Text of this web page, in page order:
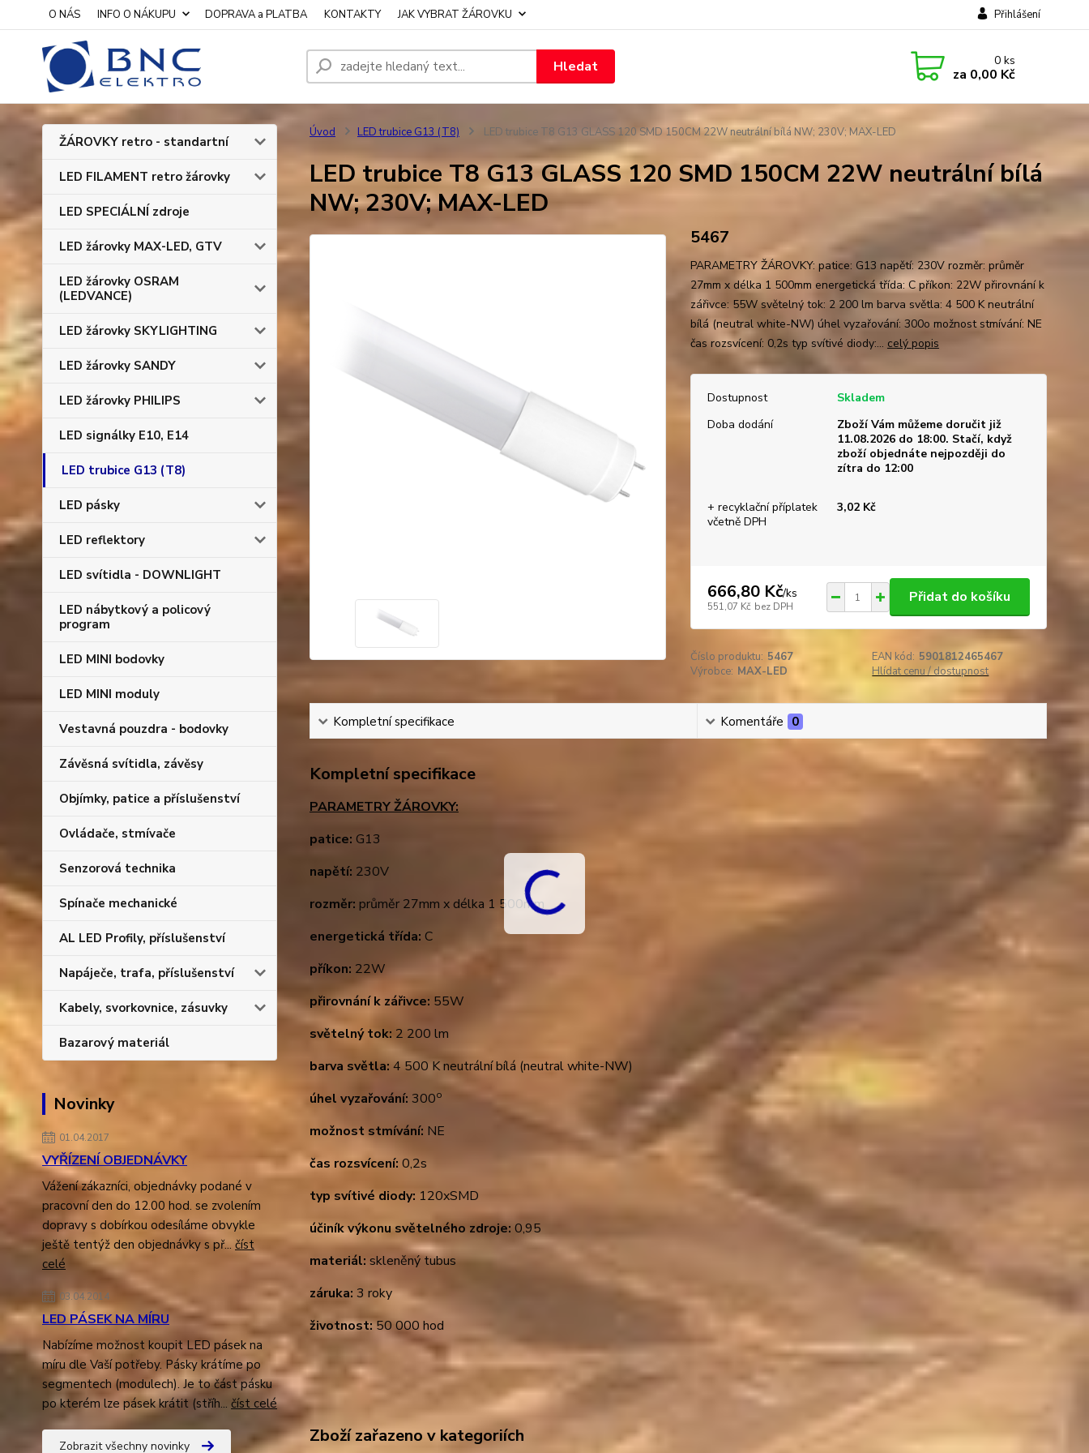
O NÁS INFO O NÁKUPU DOPRAVA a PLATBA KONTAKTY JAK VYBRAT ŽÁROVKU Přihlášení
Hledat 0ks
za 0,00 Kč
ŽÁROVKY retro - standartní
LED FILAMENT retro žárovky
LED SPECIÁLNÍ zdroje
LED žárovky MAX-LED, GTV
LED žárovky OSRAM
(LEDVANCE)
LED žárovky SKYLIGHTING
LED žárovky SANDY
LED žárovky PHILIPS
LED signálky E10, E14
LED trubice G13 (T8)
LED pásky
LED reflektory
LED svítidla - DOWNLIGHT
LED nábytkový a policový
program
LED MINI bodovky
LED MINI moduly
Vestavná pouzdra - bodovky
Závěsná svítidla, závěsy
Objímky, patice a příslušenství
Ovládače, stmívače
Senzorová technika
Spínače mechanické
AL LED Profily, příslušenství
Napáječe, trafa, příslušenství
Kabely, svorkovnice, zásuvky
Bazarový materiál
Novinky
01.04.2017
VYŘÍZENÍ OBJEDNÁVKY
Vážení zákazníci, objednávky podané v
pracovní den do 12.00 hod. se zvolením
dopravy s dobírkou odesíláme obvykle
ještě tentýž den objednávky s př... číst
celé
03.04.2014
LED PÁSEK NA MÍRU
Nabízíme možnost koupit LED pásek na
míru dle Vaší potřeby. Pásky krátíme po
segmentech (modulech). Je to část pásku
po kterém lze pásek krátit (stříh... číst celé
Zobrazit všechny novinky
Úvod LED trubice G13 (T8) LED trubice T8 G13 GLASS 120 SMD 150CM 22W neutrální bílá NW; 230V; MAX-LED
LED trubice T8 G13 GLASS 120 SMD 150CM 22W neutrální bílá
NW; 230V; MAX-LED
5467
PARAMETRY ŽÁROVKY: patice: G13 napětí: 230V rozměr: průměr
27mm x délka 1 500mm energetická třída: C příkon: 22W přirovnání k
zářivce: 55W světelný tok: 2 200 lm barva světla: 4 500 K neutrální
bílá (neutral white-NW) úhel vyzařování: 300o možnost stmívání: NE
čas rozsvícení: 0,2s typ svítivé diody:... celý popis
Dostupnost
Skladem
Doba dodání
Zboží Vám můžeme doručit již
11.08.2026 do 18:00. Stačí, když
zboží objednáte nejpozději do
zítra do 12:00
+ recyklační příplatek
včetně DPH
3,02 Kč
666,80 Kč/ks
551,07 Kč bez DPH
Přidat do košíku
Číslo produktu: 5467 EAN kód: 5901812465467
Výrobce: MAX-LED Hlídat cenu / dostupnost
Kompletní specifikace Komentáře 0
Kompletní specifikace
PARAMETRY ŽÁROVKY:
patice: G13
napětí: 230V
rozměr: průměr 27mm x délka 1 500mm
energetická třída: C
příkon: 22W
přirovnání k zářivce: 55W
světelný tok: 2 200 lm
barva světla: 4 500 K neutrální bílá (neutral white-NW)
úhel vyzařování: 300o
možnost stmívání: NE
čas rozsvícení: 0,2s
typ svítivé diody: 120xSMD
účiník výkonu světelného zdroje: 0,95
materiál: skleněný tubus
záruka: 3 roky
životnost:50 000 hod
Zboží zařazeno v kategoriích